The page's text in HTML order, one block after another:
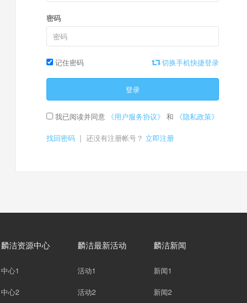
密码
记住密码 切换手机快捷登录
登录
我已阅读并同意 《用户服务协议》 和 《隐私政策》
找回密码 | 还没有注册帐号？ 立即注册
麟洁资源中心
中心1
中心2
麟洁最新活动
活动1
活动2
麟洁新闻
新闻1
新闻2